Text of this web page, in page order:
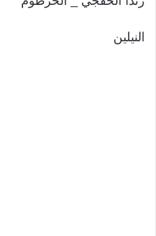
النيلين